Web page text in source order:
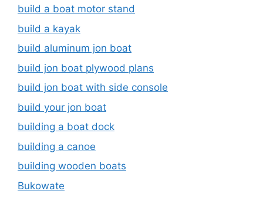
build a boat motor stand
build a kayak
build aluminum jon boat
build jon boat plywood plans
build jon boat with side console
build your jon boat
building a boat dock
building a canoe
building wooden boats
Bukowate